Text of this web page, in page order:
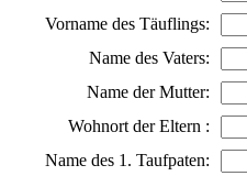
Vorname des Täuflings:
Name des Vaters:
Name der Mutter:
Wohnort der Eltern :
Name des 1. Taufpaten: